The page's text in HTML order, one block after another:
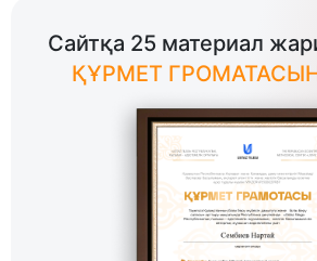
Сайтқа 25 материал
ҚҰРМЕТ